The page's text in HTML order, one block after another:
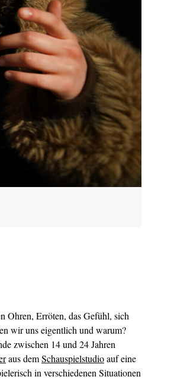
Ohren, Erröten, das Gefühl, sich
wir uns eigentlich und warum?
zwischen 14 und 24 Jahren
aus demSchauspielstudioauf eine
in verschiedenen Situationen